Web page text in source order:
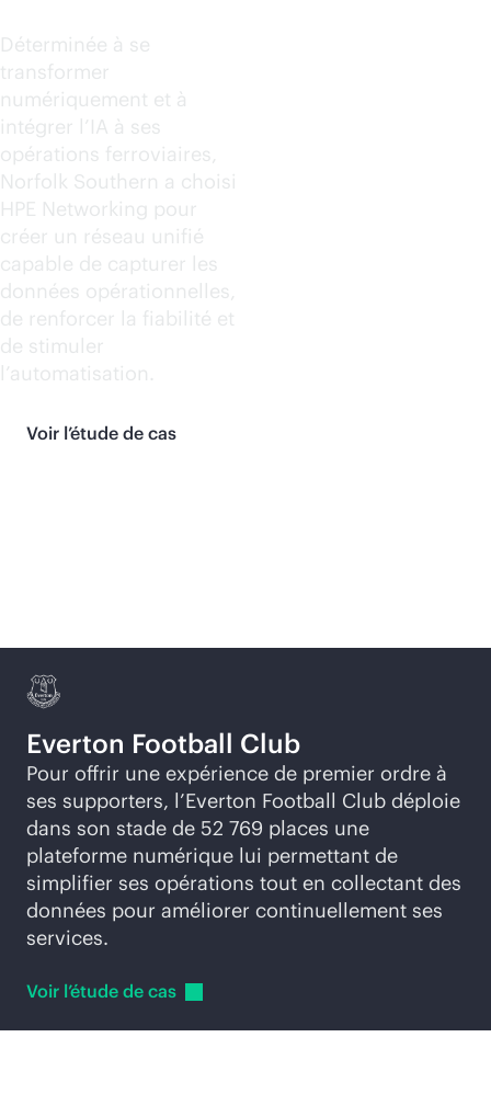
Déterminée à se
transformer
numériquement et à
intégrer l’IA à ses
opérations ferroviaires,
Norfolk Southern a choisi
HPE Networking pour
créer un réseau unifié
capable de capturer les
données opérationnelles,
de renforcer la fiabilité et
de stimuler
l’automatisation.
Voir l’étude de cas
Everton Football Club
Pour offrir une expérience de premier ordre à
ses supporters, l’Everton Football Club déploie
dans son stade de 52 769 places une
plateforme numérique lui permettant de
simplifier ses opérations tout en collectant des
données pour améliorer continuellement ses
services.
Voir l’étude de cas